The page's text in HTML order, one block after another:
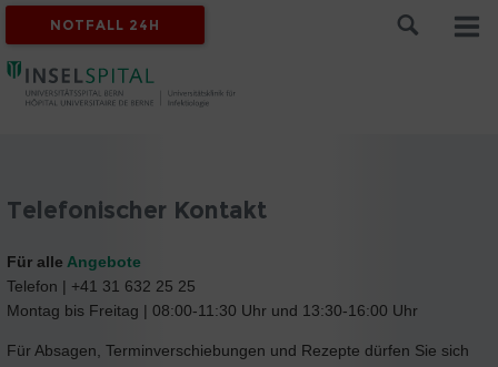
NOTFALL 24H
Telefonischer Kontakt
Für alle Angebote
Telefon | +41 31 632 25 25
Montag bis Freitag | 08:00-11:30 Uhr und 13:30-16:00 Uhr
Für Absagen, Terminverschiebungen und Rezepte dürfen Sie sich